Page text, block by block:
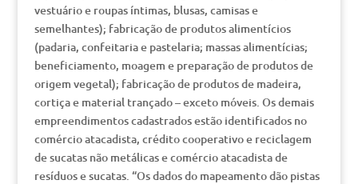
vestuário e roupas íntimas, blusas, camisas e
semelhantes); fabricação de produtos alimentícios
(padaria, confeitaria e pastelaria; massas alimentícias;
beneficiamento, moagem e preparação de produtos de
origem vegetal); fabricação de produtos de madeira,
cortiça e material trançado – exceto móveis. Os demais
empreendimentos cadastrados estão identificados no
comércio atacadista, crédito cooperativo e reciclagem
de sucatas não metálicas e comércio atacadista de
resíduos e sucatas. “Os dados do mapeamento dão pistas